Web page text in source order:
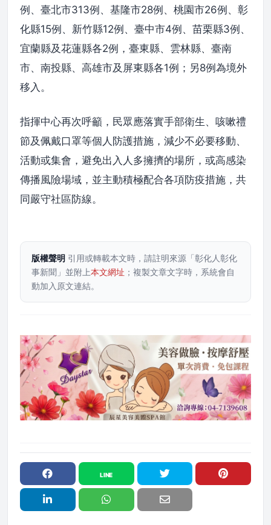
例、臺北市313例、基隆市28例、桃園市26例、彰
化縣15例、新竹縣12例、臺中市4例、苗栗縣3例、
宜蘭縣及花蓮縣各2例，臺東縣、雲林縣、臺南
市、南投縣、高雄市及屏東縣各1例；另8例為境外
移入。
指揮中心再次呼籲，民眾應落實手部衛生、咳嗽禮
節及佩戴口罩等個人防護措施，減少不必要移動、
活動或集會，避免出入人多擁擠的場所，或高感染
傳播風險場域，並主動積極配合各項防疫措施，共
同嚴守社區防線。
版權聲明 引用或轉載本文時，請註明來源「彰化人彰化
事新聞」並附上本文網址 ；複製文章文字時，系統會自
動加入原文連結。